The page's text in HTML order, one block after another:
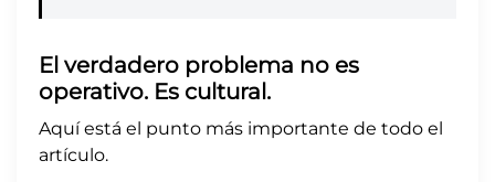
El verdadero problema no es
operativo. Es cultural.
Aquí está el punto más importante de todo el
artículo.